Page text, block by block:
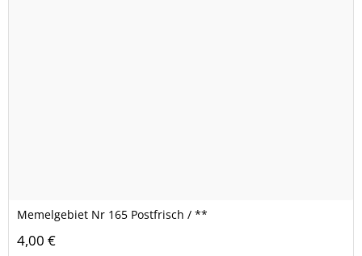
Memelgebiet Nr 165 Postfrisch / **
4,00 €